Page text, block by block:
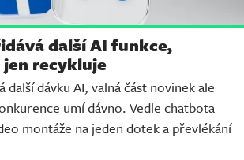
další AI funkce,
recykluje
další dávku AI, valná část novinek ale
umí dávno. Vedle chatbota
montáže na jeden dotek a převlékání